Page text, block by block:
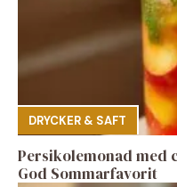
DRYCKER & SAFT
Persikolemonad med
God Sommarfavorit